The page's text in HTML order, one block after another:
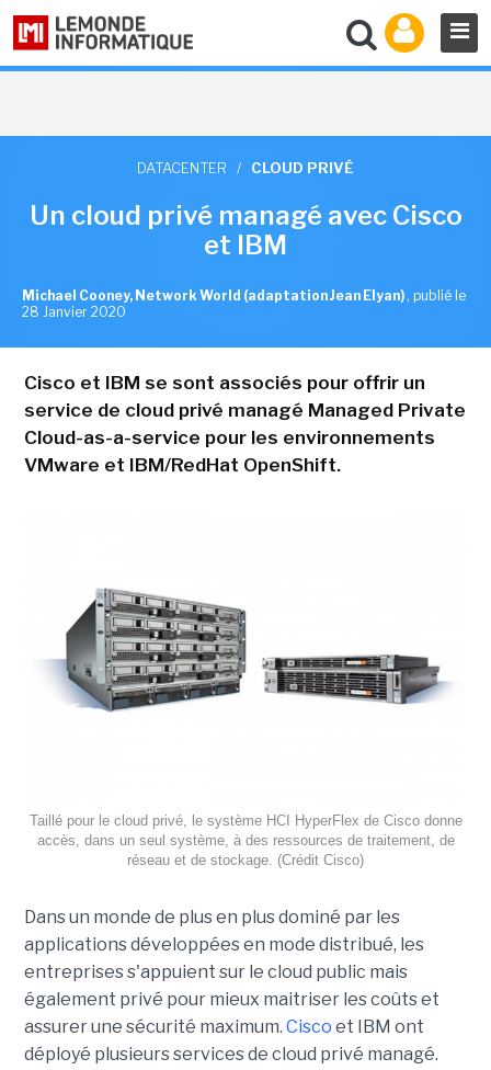
DATACENTER / CLOUD PRIVÉ
Un cloud privé managé avec Cisco
et IBM
Michael Cooney, Network World (adaptation Jean Elyan) , publié le
28 Janvier 2020
Cisco et IBM se sont associés pour offrir un
service de cloud privé managé Managed Private
Cloud-as-a-service pour les environnements
VMware et IBM/RedHat OpenShift.
Taillé pour le cloud privé, le système HCI HyperFlex de Cisco donne
accès, dans un seul système, à des ressources de traitement, de
réseau et de stockage. (Crédit Cisco)
Dans un monde de plus en plus dominé par les
applications développées en mode distribué, les
entreprises s'appuient sur le cloud public mais
également privé pour mieux maitriser les coûts et
assurer une sécurité maximum. Cisco et IBM ont
déployé plusieurs services de cloud privé managé.